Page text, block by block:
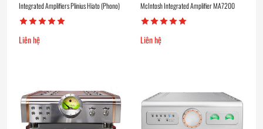
Integrated Amplifiers Plinius Hiato (Phono)
Liên hệ
McIntosh Integrated Amplifier MA7200
Liên hệ